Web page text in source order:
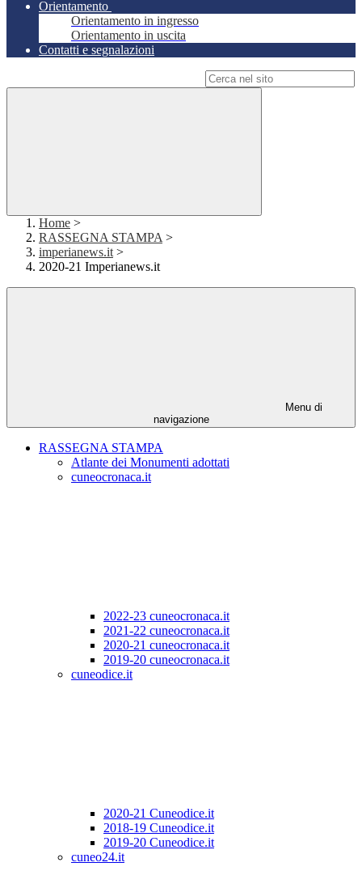
Orientamento
Orientamento in ingresso
Orientamento in uscita
Contatti e segnalazioni
Home >
RASSEGNA STAMPA >
imperianews.it >
2020-21 Imperianews.it
Menu di
navigazione
RASSEGNA STAMPA
Atlante dei Monumenti adottati
cuneocronaca.it
2022-23 cuneocronaca.it
2021-22 cuneocronaca.it
2020-21 cuneocronaca.it
2019-20 cuneocronaca.it
cuneodice.it
2020-21 Cuneodice.it
2018-19 Cuneodice.it
2019-20 Cuneodice.it
cuneo24.it